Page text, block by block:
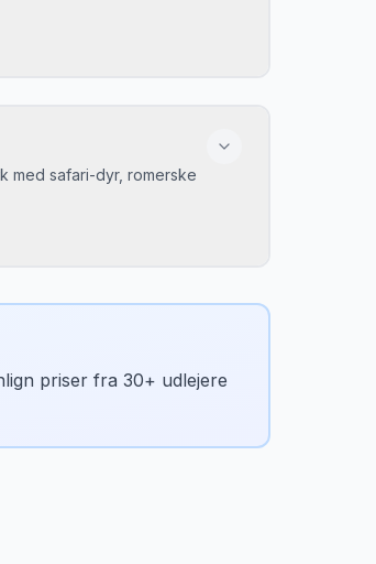
med safari-dyr, romerske
priser fra 30+ udlejere